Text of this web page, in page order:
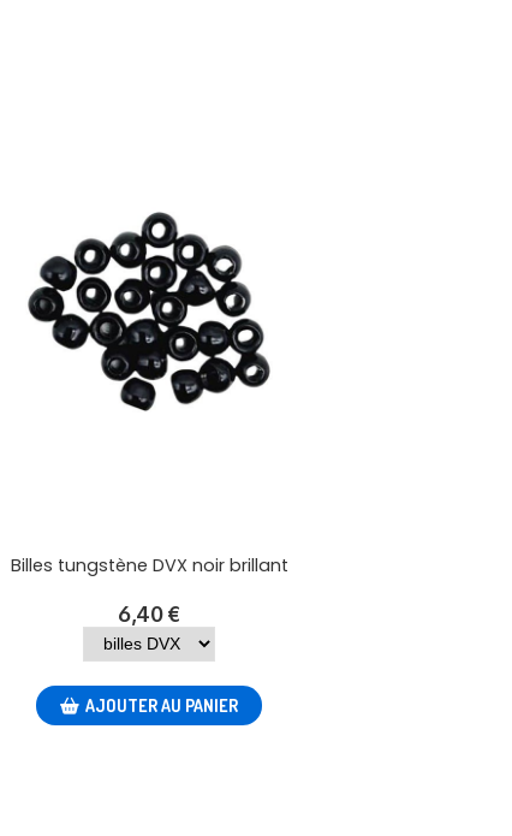
Billes tungstène DVX noir brillant
6,40€
AJOUTER AU PANIER